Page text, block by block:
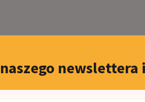
newslettera